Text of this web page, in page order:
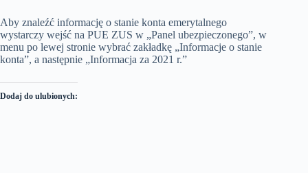
Aby znaleźć informację o stanie konta emerytalnego
wystarczy wejść na PUE ZUS w „Panel ubezpieczonego”, w
menu po lewej stronie wybrać zakładkę „Informacje o stanie
konta”, a następnie „Informacja za 2021 r.”
Dodaj do ulubionych: